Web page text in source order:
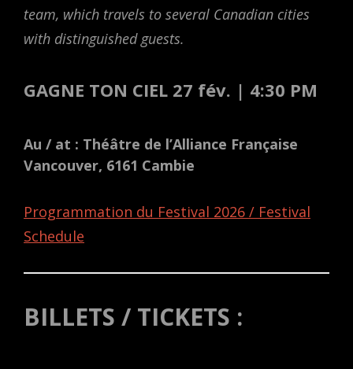
team, which travels to several Canadian cities
with distinguished guests.
GAGNE TON CIEL 27 fév. | 4:30 PM
Au / at : Théâtre de l’Alliance Française
Vancouver, 6161 Cambie
Programmation du Festival 2026 / Festival
Schedule
BILLETS / TICKETS :